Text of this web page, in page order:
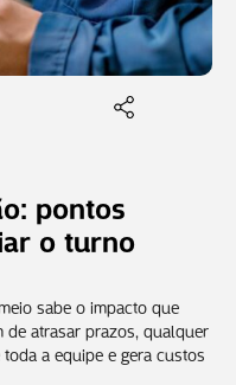
pontos
o turno
sabe o impacto que
de atrasar prazos, qualquer
a equipe e gera custos